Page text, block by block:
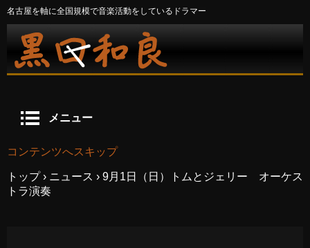
名古屋を軸に全国規模で音楽活動をしているドラマー
メニュー
コンテンツへスキップ
トップ › ニュース › 9月1日（日）トムとジェリー オーケス
トラ演奏